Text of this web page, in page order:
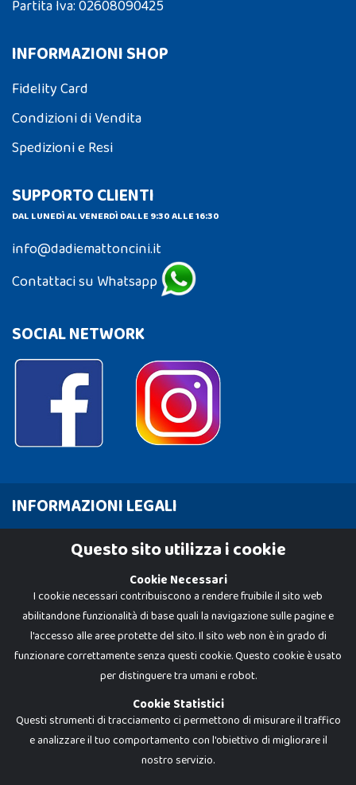
Partita Iva: 02608090425
INFORMAZIONI SHOP
Fidelity Card
Condizioni di Vendita
Spedizioni e Resi
SUPPORTO CLIENTI
DAL LUNEDÌ AL VENERDÌ DALLE 9:30 ALLE 16:30
info@dadiemattoncini.it
Contattaci su Whatsapp
SOCIAL NETWORK
INFORMAZIONI LEGALI
Cookie Policy
Dadi e Mattoncini è un brand di Giocabene Srl. Ogni riproduzione o utilizzo non
Questo sito utilizza i cookie
Cookie Necessari
I cookie necessari contribuiscono a rendere fruibile il sito web
abilitandone funzionalità di base quali la navigazione sulle pagine e
l'accesso alle aree protette del sito. Il sito web non è in grado di
funzionare correttamente senza questi cookie. Questo cookie è usato
per distinguere tra umani e robot.
Cookie Statistici
Questi strumenti di tracciamento ci permettono di misurare il traffico
e analizzare il tuo comportamento con l'obiettivo di migliorare il
nostro servizio.